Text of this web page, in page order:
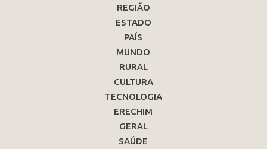
REGIÃO
ESTADO
PAÍS
MUNDO
RURAL
CULTURA
TECNOLOGIA
ERECHIM
GERAL
SAÚDE